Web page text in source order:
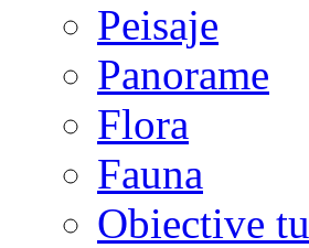
Peisaje
Panorame
Flora
Fauna
Obiective